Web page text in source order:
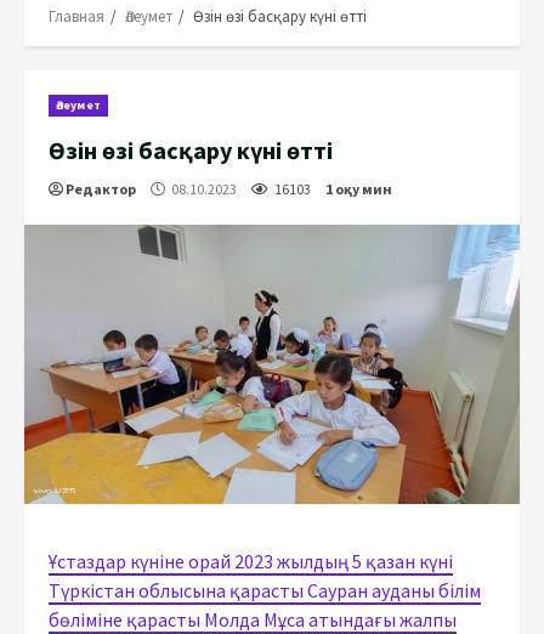
Главная Әлеумет Өзін өзі басқару күні өтті
Әлеумет
Өзін өзі басқару күні өтті
Редактор 08.10.2023 16103 1 оқу мин
Ұстаздар күніне орай 2023 жылдың 5 қазан күні
Түркістан облысына қарасты Сауран ауданы білім
бөліміне қарасты Молда Мұса атындағы жалпы